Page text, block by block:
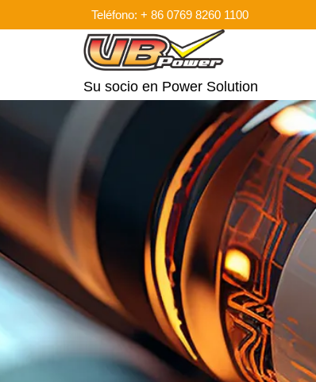
Teléfono: + 86 0769 8260 1100
Su socio en Power Solution